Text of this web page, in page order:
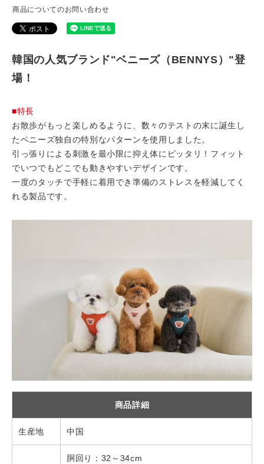
商品についてのお問い合わせ
韓国の人気ブランド"ベニーズ（BENNYS）"登
場！
■特長
お散歩がもっと楽しめるように、数々のテストの末に誕生し
たベニーズ独自の特別なパターンを使用しました。
引っ張りによる刺激を最小限に抑え体にピッタリ！フィット
でいつでもどこでも動きやすいデザインです。
一度のタッチで手軽に着用でき準備のストレスを軽減してく
れる製品です。
商品詳細
生産地 中国
胴回り：32～34cm